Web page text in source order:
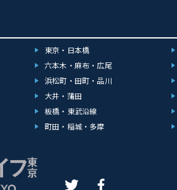
東京・日本橋
六本木・麻布・広尾
浜松町・田町・品川
大井・蒲田
板橋・東武沿線
町田・稲城・多摩